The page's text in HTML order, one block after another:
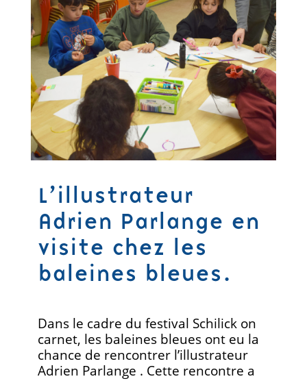
L’illustrateur
Adrien Parlange en
visite chez les
baleines bleues.
Dans le cadre du festival Schilick on
carnet, les baleines bleues ont eu la
chance de rencontrer l’illustrateur
Adrien Parlange . Cette rencontre a